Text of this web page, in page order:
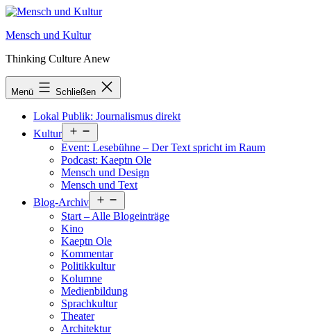
Zum
springen
Mensch und Kultur
Thinking Culture Anew
Menü Schließen
Lokal Publik: Journalismus direkt
Kultur
öffnen
Event: Lesebühne – Der Text spricht im Raum
Podcast: Kaeptn Ole
Mensch und Design
Mensch und Text
Blog-Archiv
öffnen
Start – Alle Blogeinträge
Kino
Kaeptn Ole
Kommentar
Politikkultur
Kolumne
Medienbildung
Sprachkultur
Theater
Architektur